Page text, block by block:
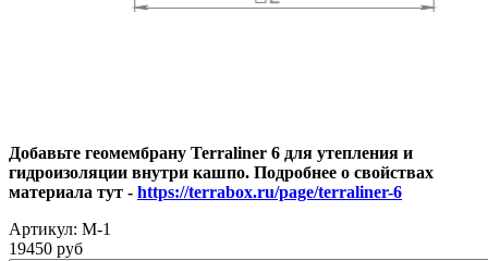
Добавьте геомембрану Terraliner 6 для утепления и
гидроизоляции внутри кашпо. Подробнее о свойствах
материала тут - https://terrabox.ru/page/terraliner-6
Артикул: М-1
19450 руб